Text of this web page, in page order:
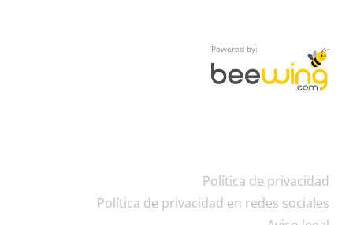
Powered by:
Política de privacidad
Política de privacidad en redes sociales